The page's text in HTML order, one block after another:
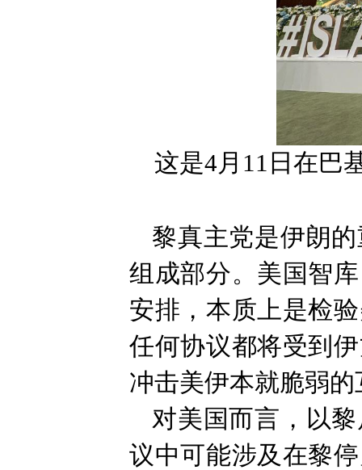
这是4月11日在巴
黎真主党是伊朗
组成部分。美国智
安排，本质上是检
任何协议都将受到
冲击美伊本就脆弱的
对美国而言，以
议中可能涉及在黎